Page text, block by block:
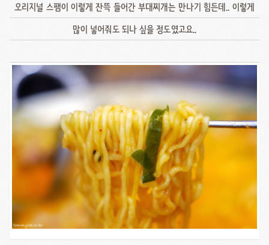
오리지널 스팸이 이렇게 잔뜩 들어간 부대찌개는 만나기 힘든데.. 이렇게
많이 넣어줘도 되나 싶을 정도였고요..